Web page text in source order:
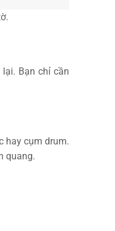
Bạn chỉ cần
hay cụm drum.
quang.